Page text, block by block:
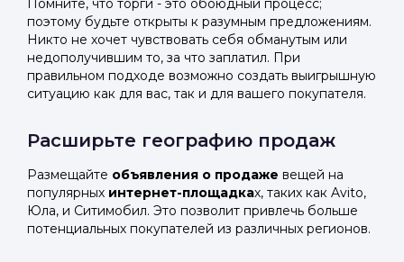
Помните, что торги - это обоюдный процесс;
поэтому будьте открыты к разумным предложениям.
Никто не хочет чувствовать себя обманутым или
недополучившим то, за что заплатил. При
правильном подходе возможно создать выигрышную
ситуацию как для вас, так и для вашего покупателя.
Расширьте географию продаж
Размещайте объявления о продаже вещей на
популярных интернет-площадках, таких как Avito,
Юла, и Ситимобил. Это позволит привлечь больше
потенциальных покупателей из различных регионов.